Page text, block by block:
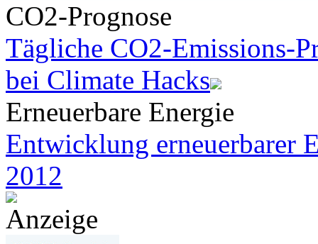
CO2-Prognose
Tägliche CO2-Emissions-
bei Climate Hacks
Erneuerbare Energie
Entwicklung erneuerbarer
2012
Anzeige